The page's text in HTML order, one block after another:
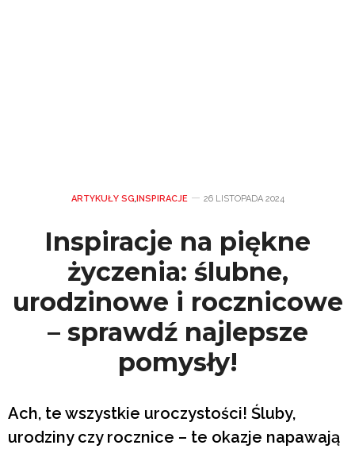
ARTYKUŁY SG,INSPIRACJE 26 LISTOPADA 2024
Inspiracje na piękne
życzenia: ślubne,
urodzinowe i rocznicowe
– sprawdź najlepsze
pomysły!
Ach, te wszystkie uroczystości! Śluby,
urodziny czy rocznice – te okazje napawają